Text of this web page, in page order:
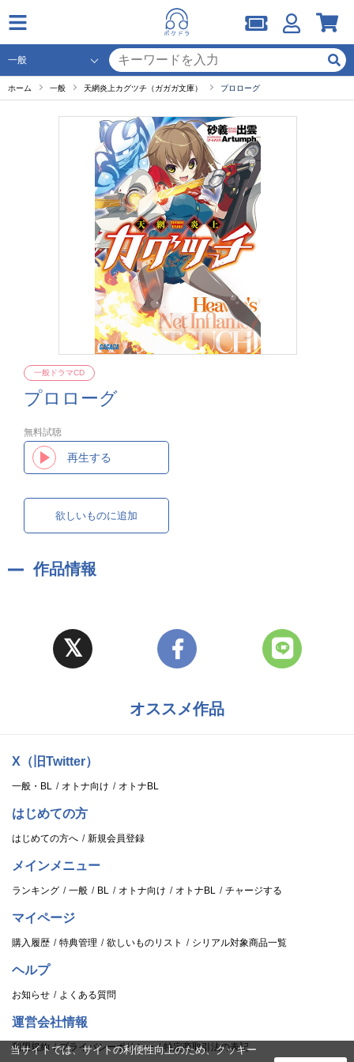
ホーム 一般 天網炎上カグツチ（ガガガ文庫） プロローグ
プロローグ
一般ドラマCD
無料試聴
再生する
欲しいものに追加
作品情報
オススメ作品
X（旧Twitter）
一般・BL オトナ向け オトナBL
はじめての方
はじめての方へ 新規会員登録
メインメニュー
ランキング 一般 BL オトナ向け オトナBL チャージする
マイページ
購入履歴 特典管理 欲しいものリスト シリアル対象商品一覧
ヘルプ
お知らせ よくある質問
運営会社情報
利用規約 プライバシーポリシー 特定商取引法の表記
当サイトでは、サイトの利便性向上のため、クッキー